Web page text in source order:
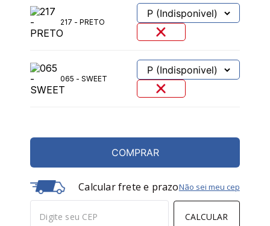
217 - PRETO
065 - SWEET
COMPRAR
Calcular frete e prazo
CALCULAR
Não sei meu cep